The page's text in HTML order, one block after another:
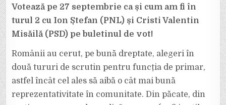
Votează pe 27 septembrie ca și cum am fi în
turul 2 cu Ion Ștefan (PNL) și Cristi Valentin
Misăilă (PSD) pe buletinul de vot!
Românii au cerut, pe bună dreptate, alegeri în
două tururi de scrutin pentru funcția de primar,
astfel încât cel ales să aibă o cât mai bună
reprezentativitate în comunitate. Din păcate, din